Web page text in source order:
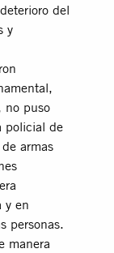
del
y
no puso
policial de
armas
y en
personas.
manera